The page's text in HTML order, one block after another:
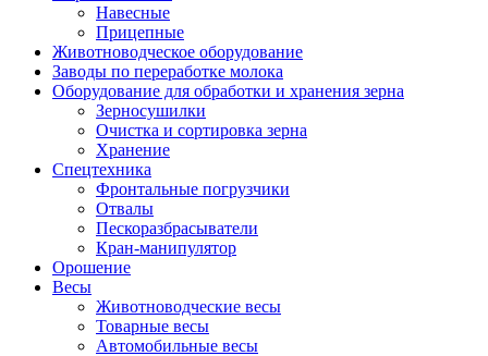
Навесные
Прицепные
Животноводческое оборудование
Заводы по переработке молока
Оборудование для обработки и хранения зерна
Зерносушилки
Очистка и сортировка зерна
Хранение
Спецтехника
Фронтальные погрузчики
Отвалы
Пескоразбрасыватели
Кран-манипулятор
Орошение
Весы
Животноводческие весы
Товарные весы
Автомобильные весы